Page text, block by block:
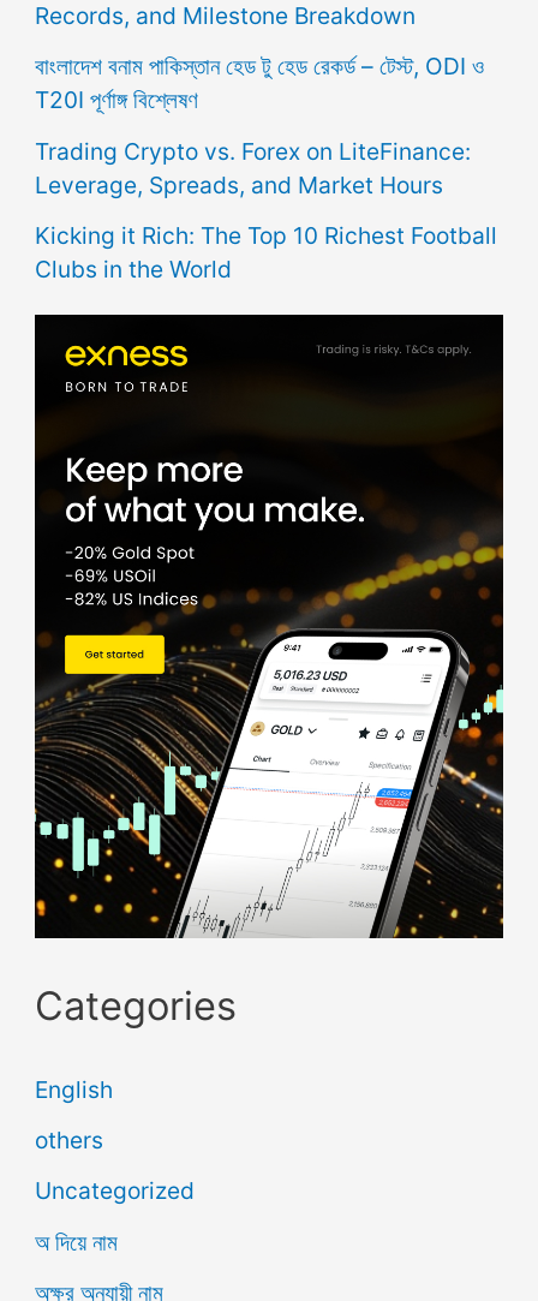
Records, and Milestone Breakdown
বাংলাদেশ বনাম পাকিস্তান হেড টু হেড রেকর্ড – টেস্ট, ODI ও
T20I পূর্ণাঙ্গ বিশ্লেষণ
Trading Crypto vs. Forex on LiteFinance:
Leverage, Spreads, and Market Hours
Kicking it Rich: The Top 10 Richest Football
Clubs in the World
Categories
English
others
Uncategorized
অ দিয়ে নাম
অক্ষর অনুযায়ী নাম